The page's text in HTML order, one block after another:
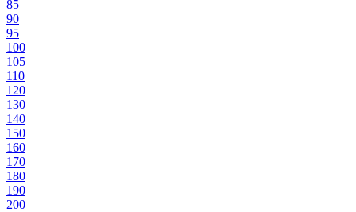
85
90
95
100
105
110
120
130
140
150
160
170
180
190
200